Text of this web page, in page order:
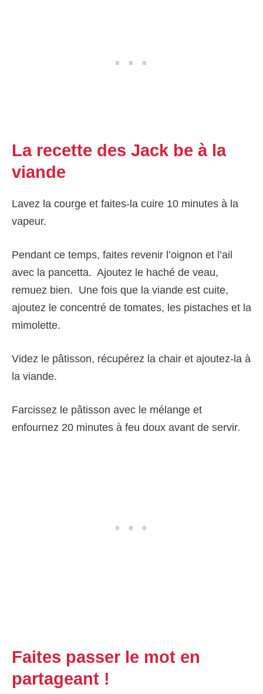
La recette des Jack be à la
viande
Lavez la courge et faites-la cuire 10 minutes à la
vapeur.
Pendant ce temps, faites revenir l’oignon et l’ail
avec la pancetta. Ajoutez le haché de veau,
remuez bien. Une fois que la viande est cuite,
ajoutez le concentré de tomates, les pistaches et la
mimolette.
Videz le pâtisson, récupérez la chair et ajoutez-la à
la viande.
Farcissez le pâtisson avec le mélange et
enfournez 20 minutes à feu doux avant de servir.
Faites passer le mot en
partageant !